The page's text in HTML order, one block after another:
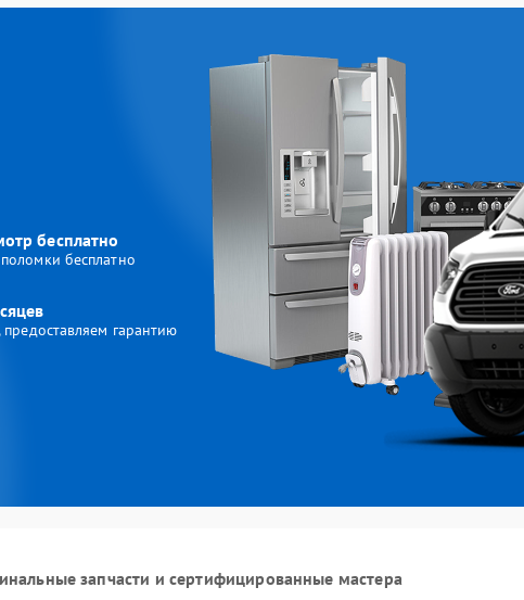
бесплатно
бесплатно
гарантию
запчасти и сертифицированные мастера